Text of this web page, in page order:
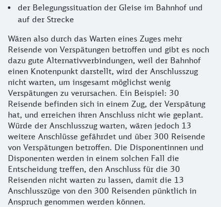
der Belegungssituation der Gleise im Bahnhof und
auf der Strecke
Wären also durch das Warten eines Zuges mehr
Reisende von Verspätungen betroffen und gibt es noch
dazu gute Alternativverbindungen, weil der Bahnhof
einen Knotenpunkt darstellt, wird der Anschlusszug
nicht warten, um insgesamt möglichst wenig
Verspätungen zu verursachen. Ein Beispiel: 30
Reisende befinden sich in einem Zug, der Verspätung
hat, und erreichen ihren Anschluss nicht wie geplant.
Würde der Anschlusszug warten, wären jedoch 13
weitere Anschlüsse gefährdet und über 300 Reisende
von Verspätungen betroffen. Die Disponentinnen und
Disponenten werden in einem solchen Fall die
Entscheidung treffen, den Anschluss für die 30
Reisenden nicht warten zu lassen, damit die 13
Anschlusszüge von den 300 Reisenden pünktlich in
Anspruch genommen werden können.